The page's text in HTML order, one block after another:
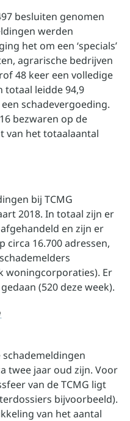
besluiten genomen
werden
het om een ‘specials’
agrarische bedrijven
48 keer een volledige
totaal leidde 94,9
schadevergoeding.
bezwaren op de
van het totaalaantal
bij TCMG
2018. In totaal zijn er
en zijn er
circa 16.700 adressen,
woningcorporaties). Er
(520 deze week).
schademeldingen
twee jaar oud zijn. Voor
van de TCMG ligt
bijvoorbeeld).
van het aantal